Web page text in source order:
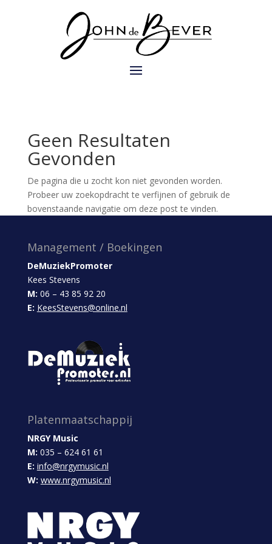
Geen Resultaten
Gevonden
De pagina die u zocht kon niet gevonden worden.
Probeer uw zoekopdracht te verfijnen of gebruik de
bovenstaande navigatie om deze post te vinden.
Management / Boekingen
DeMuziekPromoter
Kees Stevens
M: 06 – 43 85 92 20
E: KeesStevens@online.nl
Platenmaatschappij
NRGY Music
M: 035 – 624 61 61
E: info@nrgymusic.nl
W: www.nrgymusic.nl